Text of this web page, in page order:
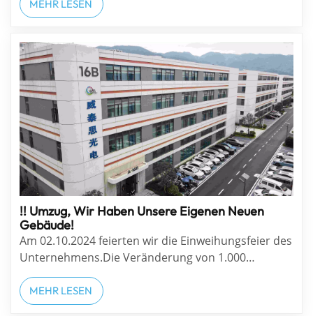
gemacht alle in festlicher Atmosphäre
Neujahrsdekoration Auszeichnungen für
Highlights Gl&uum...
MEHR LESEN
!! Umzug, Wir Haben Unsere Eigenen Neuen
Gebäude!
Am 02.10.2024 feierten wir die Einweihungsfeier des
Unternehmens.Die Veränderung von 1.000
Quadratmetern auf 10.000 Quadratmeter ist das
Ergebnis der Anstrengungen aller Mitarbeiter und
des Engagements unter der richtigen Anleitung der
MEHR LESEN